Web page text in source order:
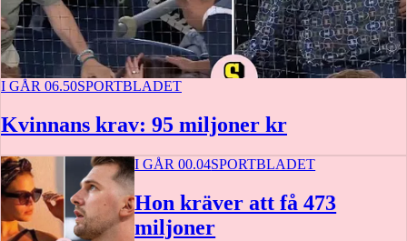
I GÅR 06.50SPORTBLADET
Kvinnans krav: 95 miljoner kr
I GÅR 00.04SPORTBLADET
Hon kräver att få 473
miljoner